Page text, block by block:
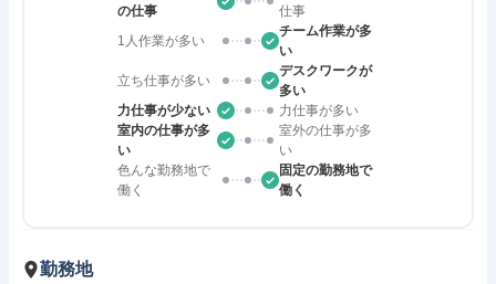
の仕事
仕事
1人作業が多い
チーム作業が多
い
立ち仕事が多い
デスクワークが
多い
力仕事が少ない
力仕事が多い
室内の仕事が多
い
室外の仕事が多
い
色んな勤務地で
働く
固定の勤務地で
働く
勤務地